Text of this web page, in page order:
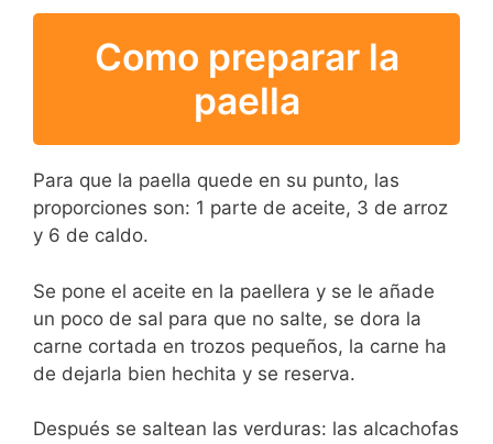
Como preparar la
paella
Para que la paella quede en su punto, las
proporciones son: 1 parte de aceite, 3 de arroz
y 6 de caldo.
Se pone el aceite en la paellera y se le añade
un poco de sal para que no salte, se dora la
carne cortada en trozos pequeños, la carne ha
de dejarla bien hechita y se reserva.
Después se saltean las verduras: las alcachofas